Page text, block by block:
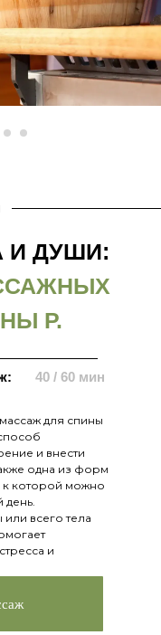
для спины
и внести
одна из форм
к которой можно
день.
всего тела
и
40 / 60 мин
И ДУШИ:
Р.